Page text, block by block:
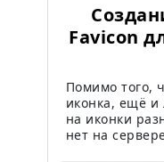
Favicon
Помимо того,
иконка, ещё и
на иконки
нет на